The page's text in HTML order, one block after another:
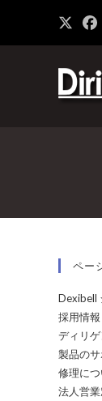
ペー
Dexibell
採用情報
ディリゲ
製品の
修理に
法人営業